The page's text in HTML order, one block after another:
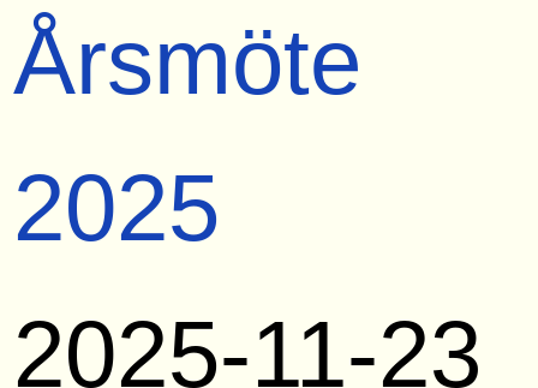
Årsmöte
2025
2025-11-23